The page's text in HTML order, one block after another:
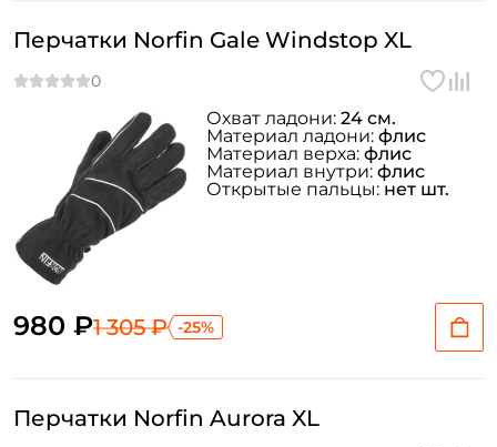
Перчатки Norfin Gale Windstop XL
980 ₽1 305 ₽ -25%
Охват ладони: 24 см.
Материал ладони: флис
Материал верха: флис
Материал внутри: флис
Открытые пальцы: нет шт.
Перчатки Norfin Aurora XL